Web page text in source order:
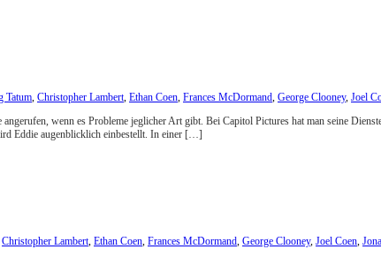
Tatum, Christopher Lambert, Ethan Coen, Frances McDormand, George Clooney, Joel
wenn es Probleme jeglicher Art gibt. Bei Capitol Pictures hat man seine
Eddie augenblicklich einbestellt. In einer […]
Christopher Lambert Ethan Coen Frances McDormand George Clooney, Joel Coen